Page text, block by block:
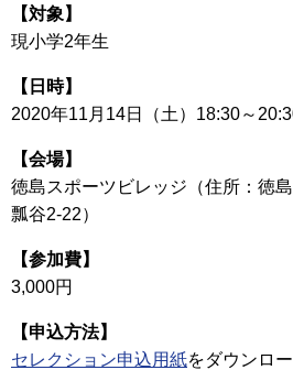
【対象】
現小学2年生
【日時】
2020年11月14日（土）18:30～
【会場】
徳島スポーツビレッジ（住所：徳
瓢谷2-22）
【参加費】
3,000円
【申込方法】
セレクション申込用紙をダウンロ